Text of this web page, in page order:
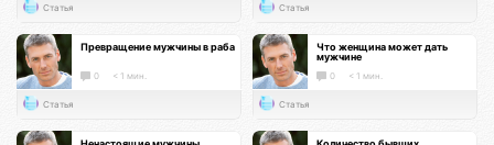
Статья Статья
Превращение мужчины в раба
0 < 1 мин.
Статья
Что женщина может дать
мужчине
0 < 1 мин.
Статья